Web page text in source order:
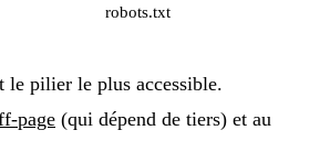
robots.txt
le pilier le plus accessible.
page (qui dépend de tiers) et au